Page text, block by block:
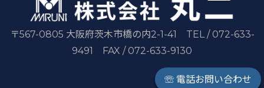
☏ 電話お問い合わせ
〒567-0805 大阪府茨木市橋の内2-1-41 TEL / 072-633-
9491 FAX / 072-633-9130